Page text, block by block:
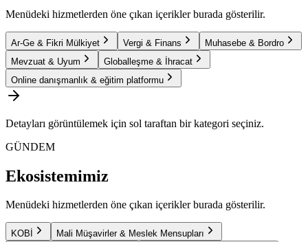
Menüdeki hizmetlerden öne çıkan içerikler burada gösterilir.
Ar-Ge & Fikri Mülkiyet Vergi & Finans
Muhasebe & Bordro
Mevzuat & Uyum
Globalleşme & İhracat
Online danışmanlık & eğitim platformu
Detayları görüntülemek için sol taraftan bir kategori seçiniz.
GÜNDEM
Ekosistemimiz
Menüdeki hizmetlerden öne çıkan içerikler burada gösterilir.
KOBİ
Mali Müşavirler & Meslek Mensupları